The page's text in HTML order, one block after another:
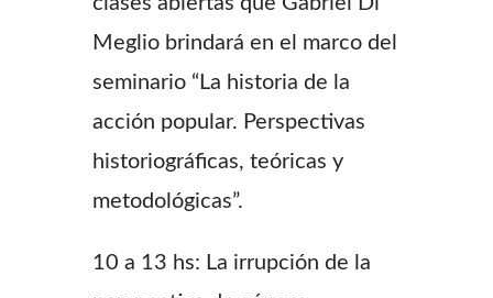
Meglio brindará en el marco del
seminario “La historia de la
acción popular. Perspectivas
historiográficas, teóricas y
metodológicas”.
10 a 13 hs: La irrupción de la